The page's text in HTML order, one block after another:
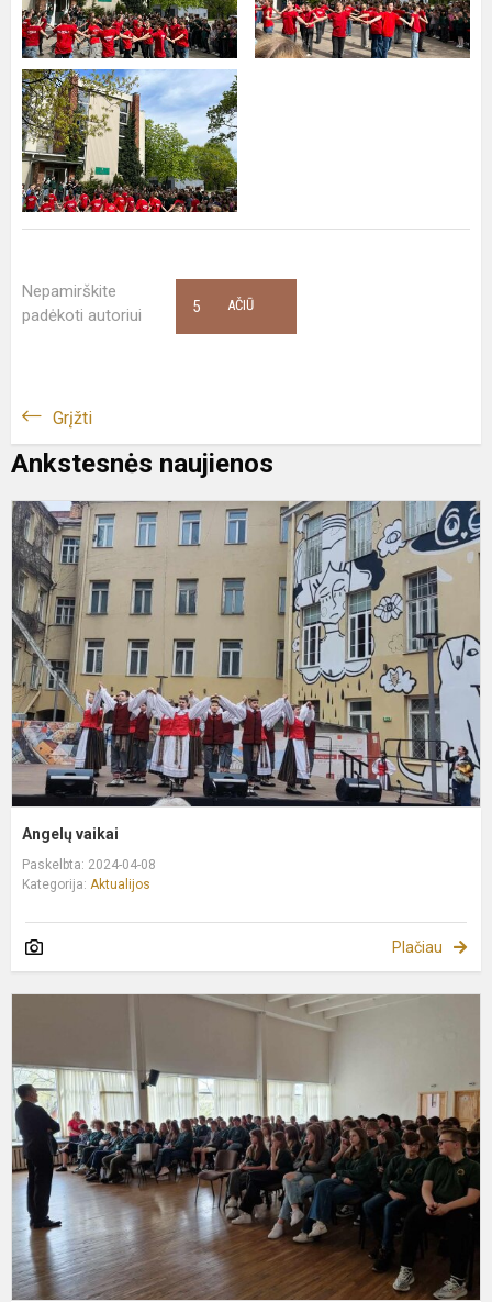
Nepamirškite
padėkoti autoriui
AČIŪ
5
Grįžti
Ankstesnės naujienos
Angelų vaikai
Paskelbta: 2024-04-08
Kategorija: Aktualijos
Plačiau